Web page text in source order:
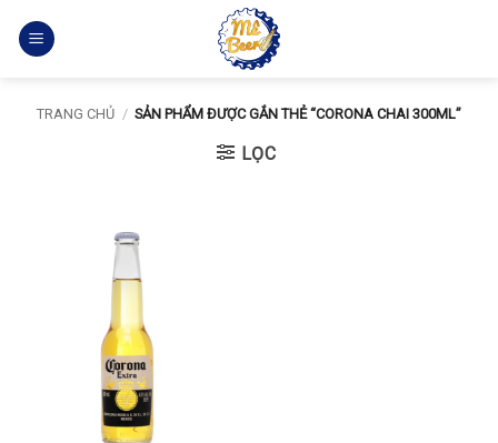
qua
TRANG CHỦ / SẢN PHẨM ĐƯỢC GẮN THẺ “CORONA CHAI 300ML”
LỌC